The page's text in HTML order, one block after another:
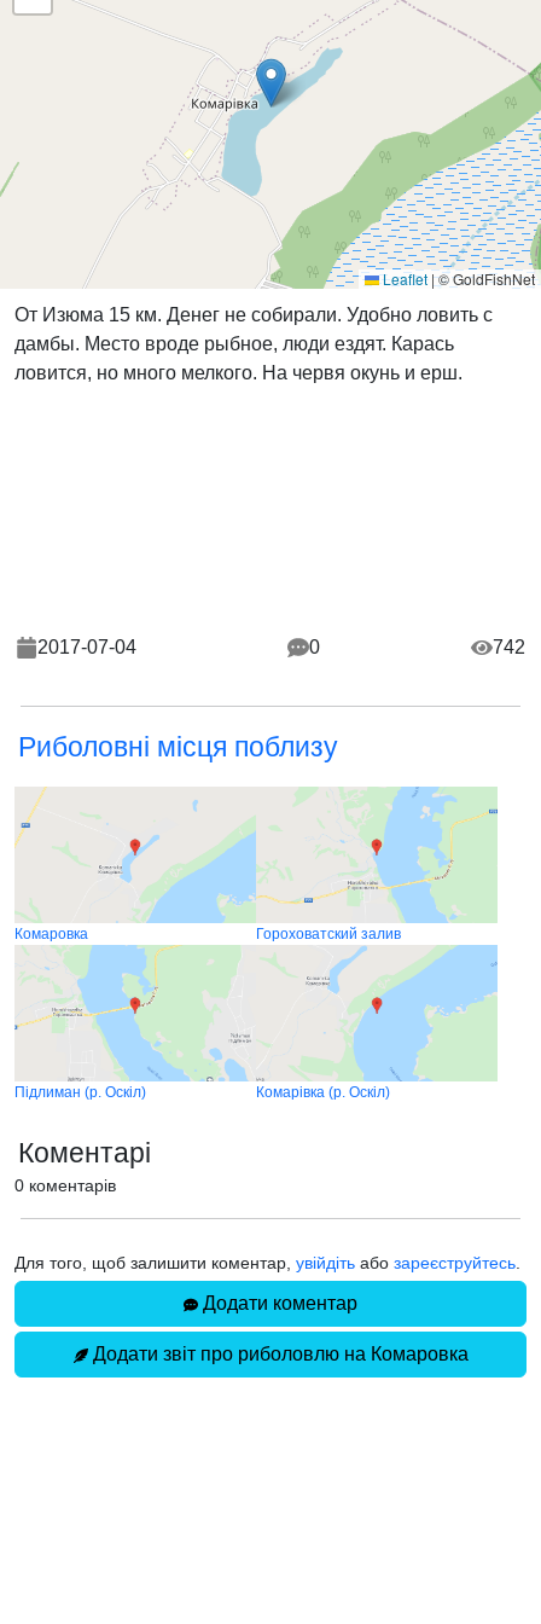
Leaflet |© GoldFishNet
От Изюма 15 км. Денег не собирали. Удобно ловить с
дамбы. Место вроде рыбное, люди ездят. Карась
ловится, но много мелкого. На червя окунь и ерш.
2017-07-04 0 742
Риболовні місця поблизу
Комаровка Гороховатский залив
Підлиман (р. Оскіл) Комарівка (р. Оскіл)
Коментарі
0 коментарів
Для того, щоб залишити коментар, увійдіть або зареєструйтесь
Додати коментар
Додати звіт про риболовлю на Комаровка